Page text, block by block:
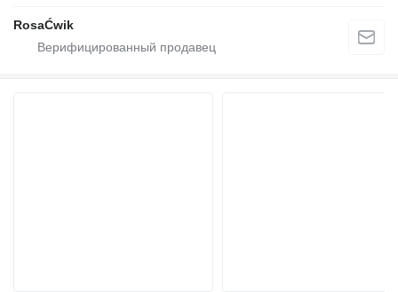
RosaĆwik